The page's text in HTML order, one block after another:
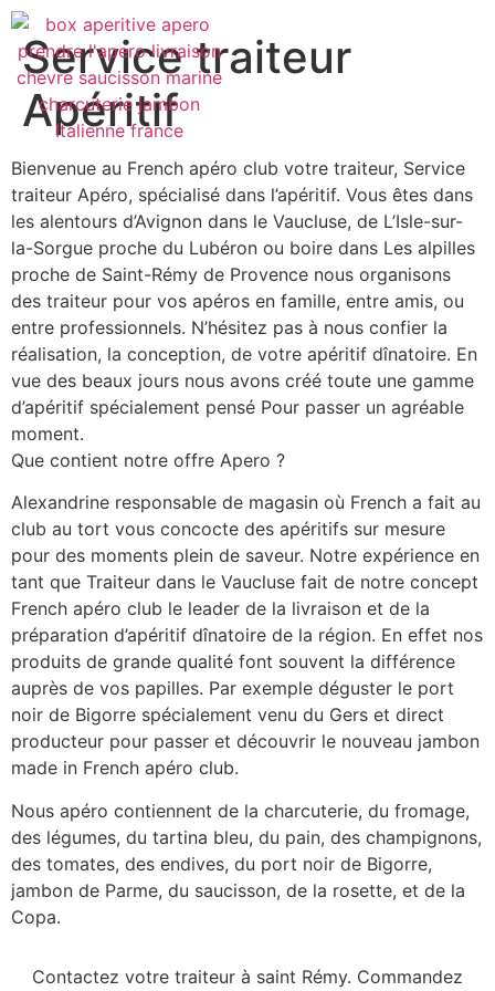
Service traiteur
Apéritif
Bienvenue au French apéro club votre traiteur, Service
traiteur Apéro, spécialisé dans l’apéritif. Vous êtes dans
les alentours d’Avignon dans le Vaucluse, de L’Isle-sur-
la-Sorgue proche du Lubéron ou boire dans Les alpilles
proche de Saint-Rémy de Provence nous organisons
des traiteur pour vos apéros en famille, entre amis, ou
entre professionnels. N’hésitez pas à nous confier la
réalisation, la conception, de votre apéritif dînatoire. En
vue des beaux jours nous avons créé toute une gamme
d’apéritif spécialement pensé Pour passer un agréable
moment.
Que contient notre offre Apero ?
Alexandrine responsable de magasin où French a fait au
club au tort vous concocte des apéritifs sur mesure
pour des moments plein de saveur. Notre expérience en
tant que Traiteur dans le Vaucluse fait de notre concept
French apéro club le leader de la livraison et de la
préparation d’apéritif dînatoire de la région. En effet nos
produits de grande qualité font souvent la différence
auprès de vos papilles. Par exemple déguster le port
noir de Bigorre spécialement venu du Gers et direct
producteur pour passer et découvrir le nouveau jambon
made in French apéro club.
Nous apéro contiennent de la charcuterie, du fromage,
des légumes, du tartina bleu, du pain, des champignons,
des tomates, des endives, du port noir de Bigorre,
jambon de Parme, du saucisson, de la rosette, et de la
Copa.
Contactez votre traiteur à saint Rémy. Commandez